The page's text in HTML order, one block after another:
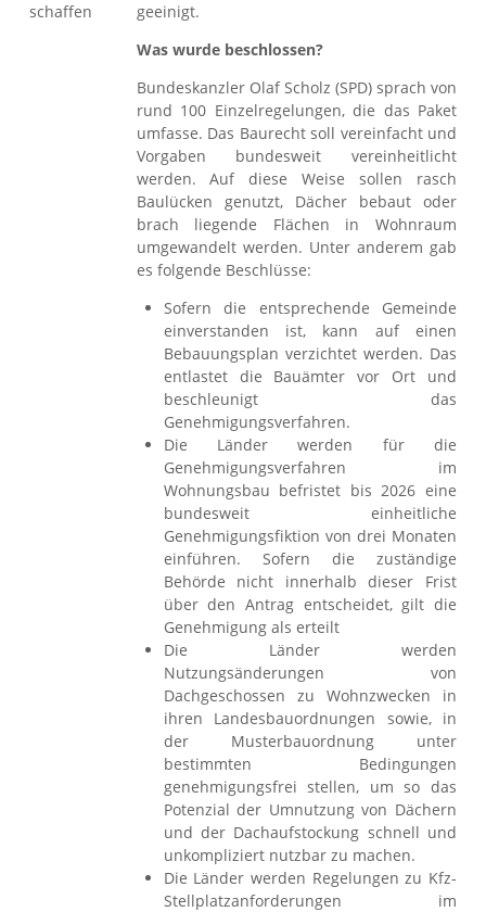
geeinigt.
Was wurde beschlossen?
Bundeskanzler Olaf Scholz (SPD) sprach von
rund 100 Einzelregelungen, die das Paket
umfasse. Das Baurecht soll vereinfacht und
Vorgaben bundesweit vereinheitlicht
werden. Auf diese Weise sollen rasch
Baulücken genutzt, Dächer bebaut oder
brach liegende Flächen in Wohnraum
umgewandelt werden. Unter anderem gab
es folgende Beschlüsse:
Sofern die entsprechende Gemeinde
einverstanden ist, kann auf einen
Bebauungsplan verzichtet werden. Das
entlastet die Bauämter vor Ort und
beschleunigt das
Genehmigungsverfahren.
Die Länder werden für die
Genehmigungsverfahren im
Wohnungsbau befristet bis 2026 eine
bundesweit einheitliche
Genehmigungsfiktion von drei Monaten
einführen. Sofern die zuständige
Behörde nicht innerhalb dieser Frist
über den Antrag entscheidet, gilt die
Genehmigung als erteilt
Die Länder werden
Nutzungsänderungen von
Dachgeschossen zu Wohnzwecken in
ihren Landesbauordnungen sowie, in
der Musterbauordnung unter
bestimmten Bedingungen
genehmigungsfrei stellen, um so das
Potenzial der Umnutzung von Dächern
und der Dachaufstockung schnell und
unkompliziert nutzbar zu machen.
Die Länder werden Regelungen zu Kfz-
Stellplatzanforderungen im